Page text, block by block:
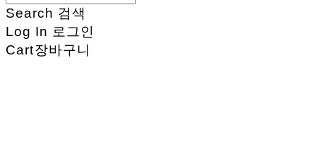
Search 검색
Log In 로그인
Cart장바구니